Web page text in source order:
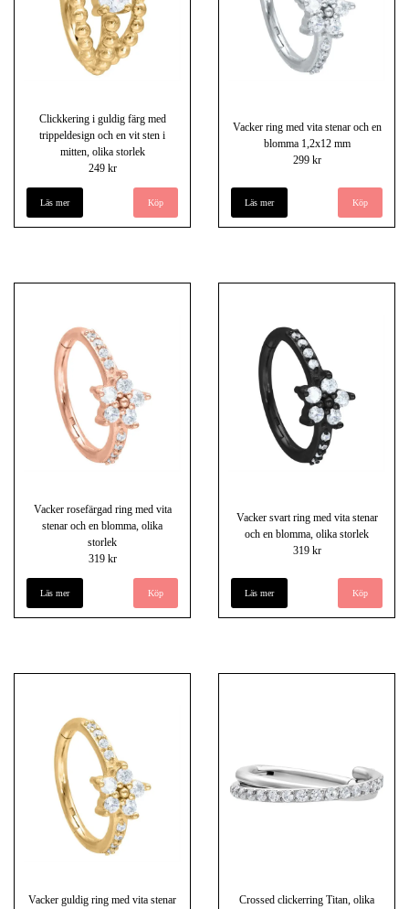
Clickkering i guldig färg med
trippeldesign och en vit sten i
mitten, olika storlek
249 kr
Läs mer Köp
Vacker ring med vita stenar och en
blomma 1,2x12 mm
299 kr
Läs mer
Vacker rosefärgad ring med vita
stenar och en blomma, olika
storlek
319 kr
Läs mer Köp
Vacker svart ring med vita stenar
och en blomma, olika storlek
319 kr
Läs mer Köp
Vacker guldig ring med vita stenar
Crossed clickerring Titan, olika